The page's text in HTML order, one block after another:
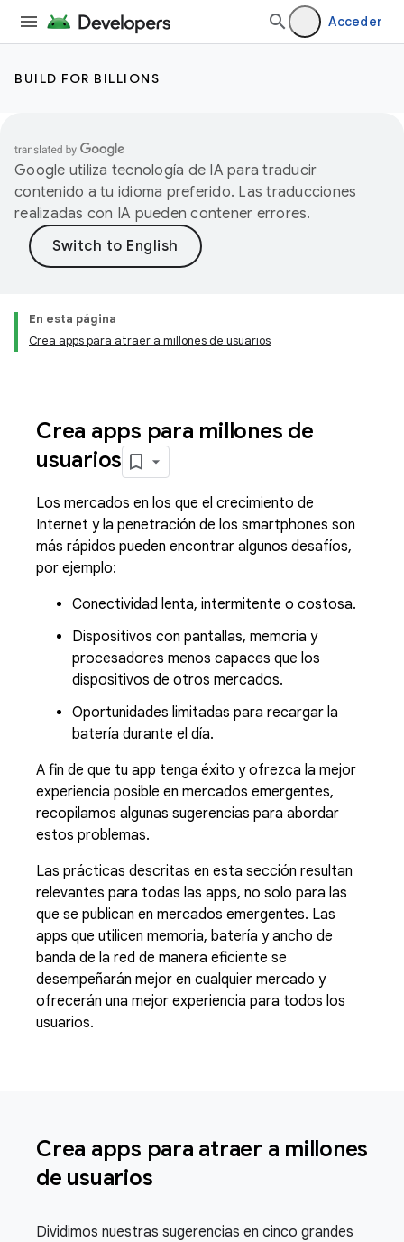
Acceder
BUILD FOR BILLIONS
Google utiliza tecnología de IA para traducir
contenido a tu idioma preferido. Las traducciones
realizadas con IA pueden contener errores.
En esta página
Crea apps para atraer a millones de usuarios
Crea apps para millones de
usuarios
Los mercados en los que el crecimiento de
Internet y la penetración de los smartphones son
más rápidos pueden encontrar algunos desafíos,
por ejemplo:
Conectividad lenta, intermitente o costosa.
Dispositivos con pantallas, memoria y
procesadores menos capaces que los
dispositivos de otros mercados.
Oportunidades limitadas para recargar la
batería durante el día.
A fin de que tu app tenga éxito y ofrezca la mejor
experiencia posible en mercados emergentes,
recopilamos algunas sugerencias para abordar
estos problemas.
Las prácticas descritas en esta sección resultan
relevantes para todas las apps, no solo para las
que se publican en mercados emergentes. Las
apps que utilicen memoria, batería y ancho de
banda de la red de manera eficiente se
desempeñarán mejor en cualquier mercado y
ofrecerán una mejor experiencia para todos los
usuarios.
Crea apps para atraer a millones
de usuarios
Dividimos nuestras sugerencias en cinco grandes